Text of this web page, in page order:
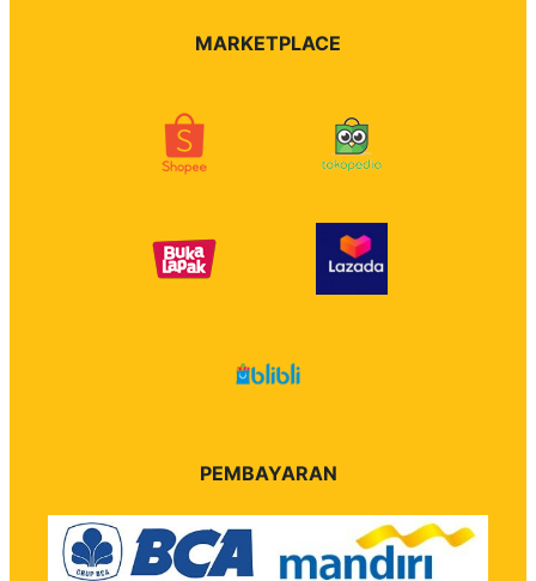
MARKETPLACE
PEMBAYARAN